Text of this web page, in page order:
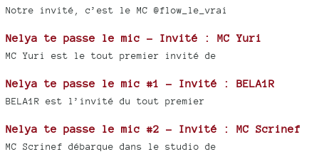
Notre invité, c’est le MC @flow_le_vrai
Nelya te passe le mic - Invité : MC Yuri
MC Yuri est le tout premier invité de
Nelya te passe le mic #1 - Invité : BELA1R
BELA1R est l’invité du tout premier
Nelya te passe le mic #2 - Invité : MC Scrinef
MC Scrinef débarque dans le studio de